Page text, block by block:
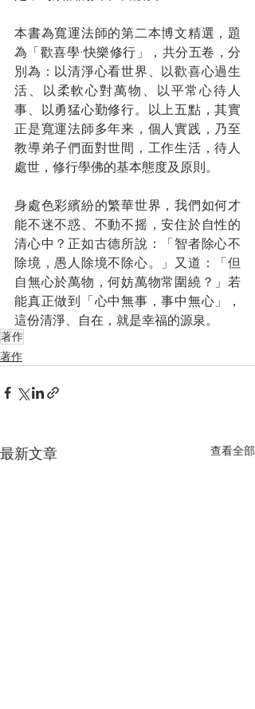
本書為寬運法師的第二本博文精選，題
為「歡喜學·快樂修行」，共分五卷，分
別為：以清淨心看世界、以歡喜心過生
活、以柔軟心對萬物、以平常心待人
事、以勇猛心勤修行。以上五點，其實
正是寬運法師多年来，個人實践，乃至
教導弟子們面對世間，工作生活，待人
處世，修行學佛的基本態度及原則。
身處色彩繽紛的繁華世界，我們如何才
能不迷不惑、不動不摇，安住於自性的
清心中？正如古德所說：「智者除心不
除境，愚人除境不除心。」又道：「但
自無心於萬物，何妨萬物常圍繞？」若
能真正做到「心中無事，事中無心」，
這份清淨、自在，就是幸福的源泉。
著作
著作
最新文章 查看全部